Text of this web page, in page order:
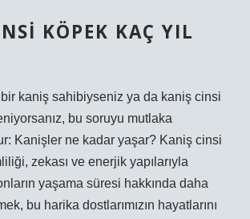
KÖPEK KAÇ YIL
kaniş sahibiyseniz ya da kaniş cinsi
bu soruyu mutlaka
Kanişler ne kadar yaşar? Kaniş cinsi
zekası ve enerjik yapılarıyla
yaşama süresi hakkında daha
bu harika dostlarımızın hayatlarını